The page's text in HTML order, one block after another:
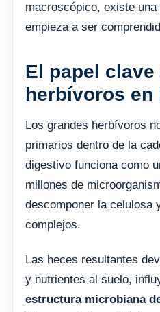
macroscópico, existe una
empieza a ser
El papel clave
herbívoros
Los grandes herbívoros
primarios dentro de la
digestivo funciona como
millones de
descomponer la celulosa
complejos.
Las heces resultantes
y nutrientes al suelo,
estructura microbiana